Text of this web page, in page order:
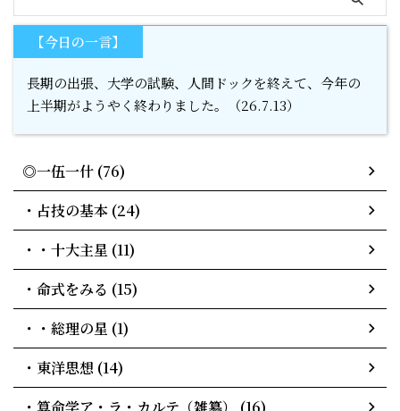
【今日の一言】
長期の出張、大学の試験、人間ドックを終えて、今年の
上半期がようやく終わりました。（26.7.13）
◎一伍一什 (76)
・占技の基本 (24)
・・十大主星 (11)
・命式をみる (15)
・・総理の星 (1)
・東洋思想 (14)